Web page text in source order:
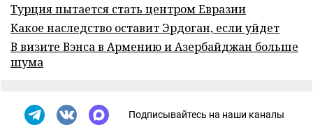
Турция пытается стать центром Евразии
Какое наследство оставит Эрдоган, если уйдет
В визите Вэнса в Армению и Азербайджан больше
шума
Подписывайтесь на наши каналы